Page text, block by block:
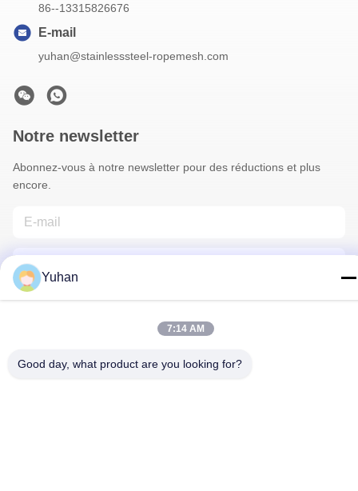
86--13315826676
E-mail
yuhan@stainlesssteel-ropemesh.com
Notre newsletter
Abonnez-vous à notre newsletter pour des réductions et plus
encore.
Yuhan
7:14 AM
Good day, what product are you looking for?